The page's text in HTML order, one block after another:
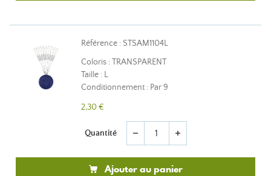
Référence : STSAM1104L
Coloris : TRANSPARENT
Taille : L
Conditionnement : Par 9
2,30 €
Quantité remove add
Ajouter au panier